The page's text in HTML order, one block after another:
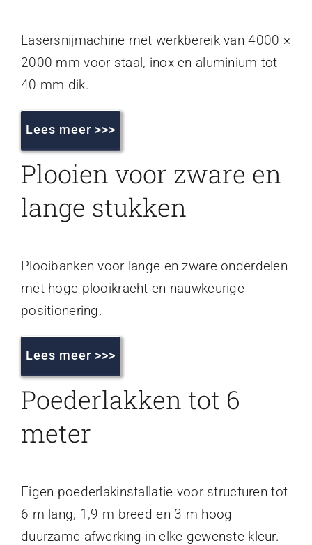
Lasersnijmachine met werkbereik van 4000 ×
2000 mm voor staal, inox en aluminium tot
40 mm dik.
Lees meer >>>
Plooien voor zware en
lange stukken
Plooibanken voor lange en zware onderdelen
met hoge plooikracht en nauwkeurige
positionering.
Lees meer >>>
Poederlakken tot 6
meter
Eigen poederlakinstallatie voor structuren tot
6 m lang, 1,9 m breed en 3 m hoog —
duurzame afwerking in elke gewenste kleur.